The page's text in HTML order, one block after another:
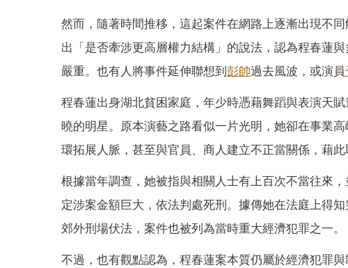
然而，隨著時間推移，這起案件在網路上逐漸出現不
出「是否牽涉更高層權力結構」的說法，認為程春蓮
嚴重。也有人將事件延伸聯想到 彭帥過去風波，或演員
程春蓮出身湖北貧困家庭，年少時憑藉舞蹈與表演天
曉的明星。原本演藝之路看似一片光明，她卻在事業
環拓展人脈，甚至與官員、商人建立不正當關係，藉此
根據當年調查，她被指與相關人士有上百次不當往來
定涉案金額巨大，依法判處死刑。據傳她在法庭上得
郊外刑場伏法，案件也被列為當時重大經濟犯罪之一。
不過，也有觀點認為，程春蓮案本質仍屬於經濟犯罪